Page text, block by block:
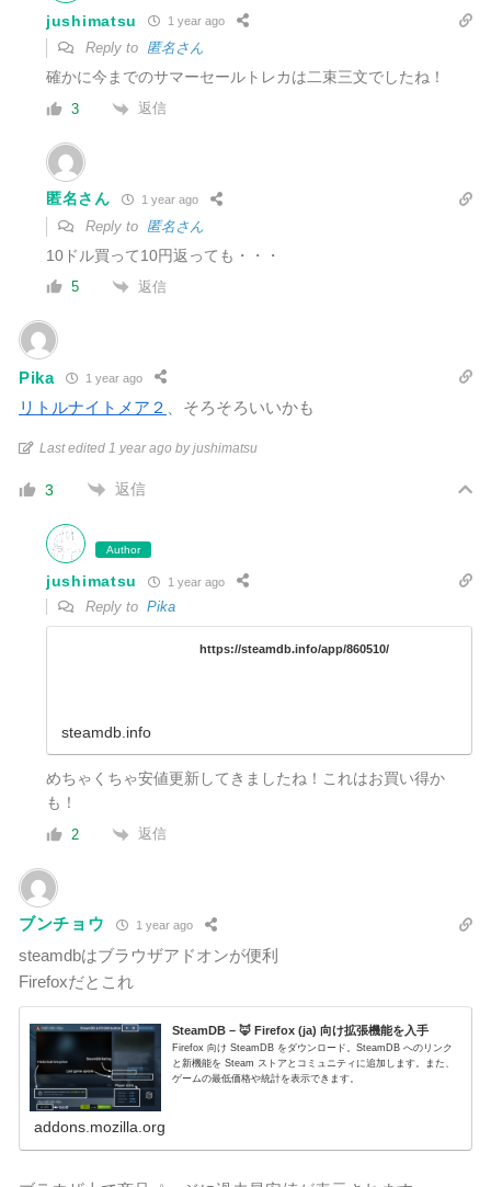
jushimatsu 1 year ago
Reply to 匿名さん
確かに今までのサマーセールトレカは二束三文でしたね！
3 返信
匿名さん 1 year ago
Reply to 匿名さん
10ドル買って10円返っても・・・
5 返信
Pika 1 year ago
リトルナイトメア２ 、そろそろいいかも
Last edited 1 year ago by jushimatsu
3 返信
Author
jushimatsu 1 year ago
Reply to Pika
https://steamdb.info/app/860510/
steamdb.info
めちゃくちゃ安値更新してきましたね！これはお買い得か
も！
2 返信
ブンチョウ 1 year ago
steamdbはブラウザアドオンが便利
Firefoxだとこれ
SteamDB – 🦊 Firefox (ja) 向け拡張機能を入手
Firefox 向け SteamDB をダウンロード。SteamDB へのリンク
と新機能を Steam ストアとコミュニティに追加します。また、
ゲームの最低価格や統計を表示できます。
addons.mozilla.org